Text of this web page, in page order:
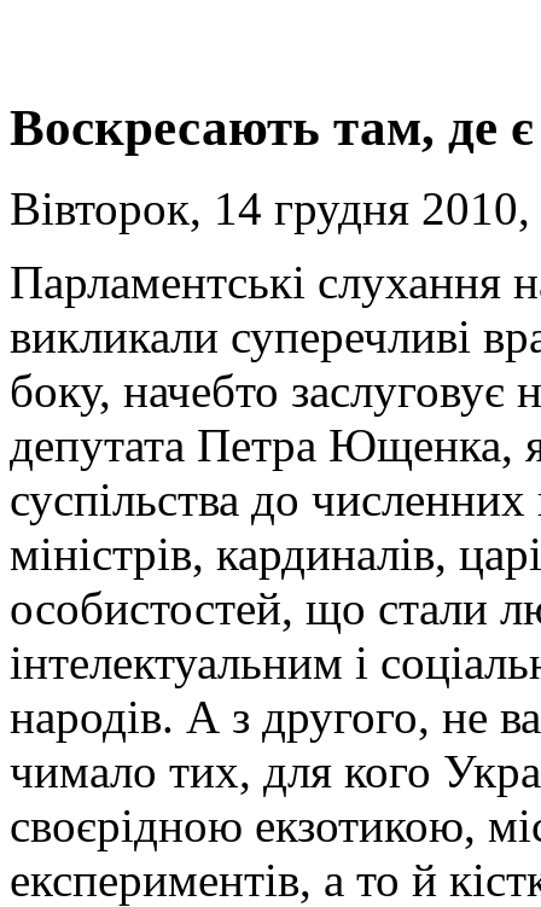
Воскресають там, де
Вівторок, 14 грудня
Парламентські слухання
викликали суперечливі
боку, начебто заслуговує
депутата Петра Ющенка,
суспільства до численних
міністрів, кардиналів,
особистостей, що стали
інтелектуальним і
народів. А з другого, не
чимало тих, для кого
своєрідною екзотикою,
експериментів, а то й